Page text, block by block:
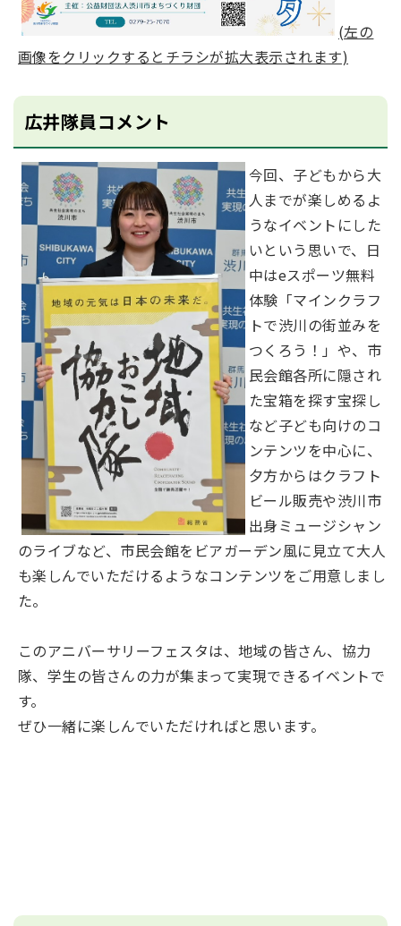
(左の
画像をクリックするとチラシが拡大表示されます)
広井隊員コメント
今回、子どもから大
人までが楽しめるよ
うなイベントにした
いという思いで、日
中はeスポーツ無料
体験「マインクラフ
トで渋川の街並みを
つくろう！」や、市
民会館各所に隠され
た宝箱を探す宝探し
など子ども向けのコ
ンテンツを中心に、
夕方からはクラフト
ビール販売や渋川市
出身ミュージシャン
のライブなど、市民会館をビアガーデン風に見立て大人
も楽しんでいただけるようなコンテンツをご用意しまし
た。
このアニバーサリーフェスタは、地域の皆さん、協力
隊、学生の皆さんの力が集まって実現できるイベントで
す。
ぜひ一緒に楽しんでいただければと思います。